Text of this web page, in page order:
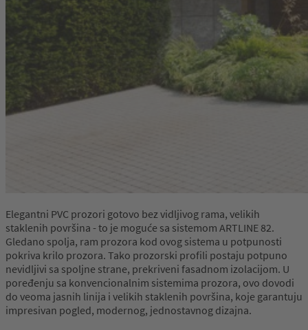
Elegantni PVC prozori gotovo bez vidljivog rama, velikih
staklenih površina - to je moguće sa sistemom ARTLINE 82.
Gledano spolja, ram prozora kod ovog sistema u potpunosti
pokriva krilo prozora. Tako prozorski profili postaju potpuno
nevidljivi sa spoljne strane, prekriveni fasadnom izolacijom. U
poređenju sa konvencionalnim sistemima prozora, ovo dovodi
do veoma jasnih linija i velikih staklenih površina, koje garantuju
impresivan pogled, modernog, jednostavnog dizajna.